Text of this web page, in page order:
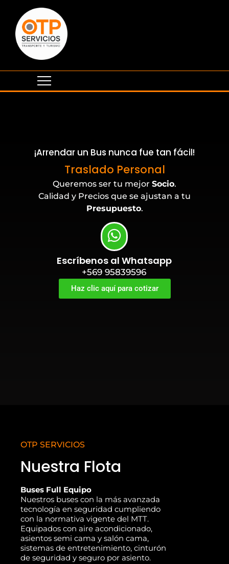
¡Arrendar un Bus nunca fue tan fácil!
Traslado Personal
Eventos Corporativos
Queremos ser tu mejor Socio.
Calidad y Precios que se ajustan a tu
Presupuesto.
Escríbenos al Whatsapp
+569 95839596
Haz clic aquí para cotizar
OTP SERVICIOS
Nuestra Flota
Buses Full Equipo
Nuestros buses con la más avanzada
tecnología en seguridad cumpliendo
con la normativa vigente del MTT.
Equipados con aire acondicionado,
asientos semi cama y salón cama,
sistemas de entretenimiento, cinturón
de seguridad y seguro por asiento.